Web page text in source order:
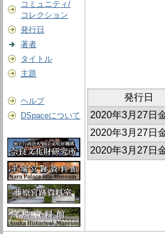
コミュニティ/
コレクション
発行日
著者
タイトル
主題
ヘルプ
DSpaceについて
発行日
2020年3月27日
2020年3月27日
2020年3月27日